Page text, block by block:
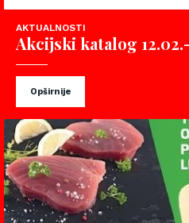
AKTUALNOSTI
Akcijski katalog
Opširnije